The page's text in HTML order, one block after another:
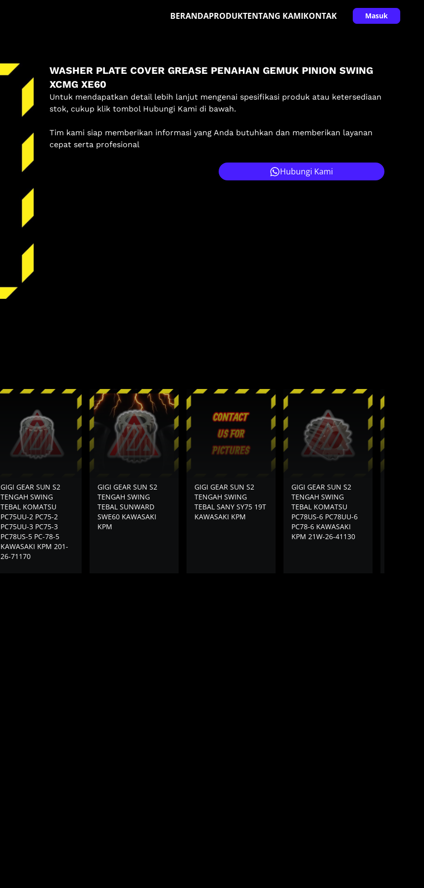
BERANDAPRODUKTENTANG KAMIKONTAK Masuk
Masuk
Lanjutkan dengan Google
Dengan melanjutkan, kamu telah membaca dan setuju
dengan
Ketentuan Layanandan Kebijakan Privasikami.
WASHER PLATE COVER GREASE PENAHAN GEMUK PINION SWING
XCMG XE60
Untuk mendapatkan detail lebih lanjut mengenai spesifikasi produk atau ketersediaan
stok, cukup klik tombol Hubungi Kami di bawah.
Tim kami siap memberikan informasi yang Anda butuhkan dan memberikan layanan
cepat serta profesional
Hubungi Kami
GIGI GEAR SUN S2
TENGAH SWING
TEBAL KOMATSU
PC75UU-2 PC75-2
PC75UU-3 PC75-3
PC78US-5 PC-78-5
KAWASAKI KPM 201-
26-71170
GIGI GEAR SUN S2
TENGAH SWING
TEBAL SUNWARD
SWE60 KAWASAKI
KPM
GIGI GEAR SUN S2
TENGAH SWING
TEBAL SANY SY75 19T
KAWASAKI KPM
GIGI GEAR SUN S2
TENGAH SWING
TEBAL KOMATSU
PC78US-6 PC78UU-6
PC78-6 KAWASAKI
KPM 21W-26-41130